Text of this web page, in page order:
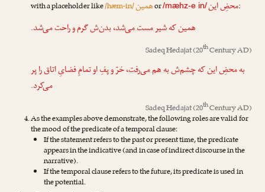
with a placeholder like/hæm-in/همینor/mæhz-e in/محضِ این:
همین کهشیر مست می‌شد، بدن‌ش گرم و راحت می‌شد.
Sadeq Hedajat(20thCentury AD)
به محضِ این کهچشم‌ش به هم می‌رفت، خرّ و پفِ او تمامِ فضایِ اتاق را پر
می‌کرد.
Sadeq Hedajat(20thCentury AD)
As the examples above demonstrate, the following roles are valid for
the mood of the predicate of a temporal clause:
If the statement refers to the past or present time, the predicate
appears in the indicative (and in case of indirect discourse in the
narrative).
If the temporal clause refers to the future, its predicate is used in
the potential.